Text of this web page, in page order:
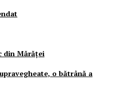
din Mărăţei
o bătrână a